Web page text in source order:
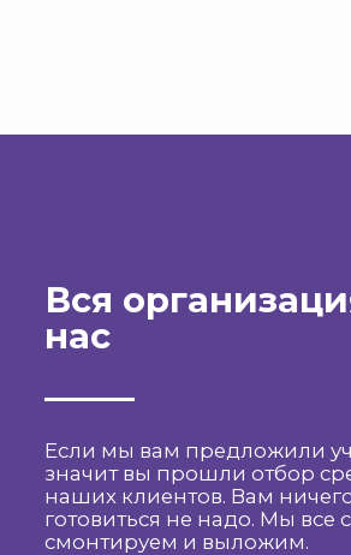
Вся
нас
Если мы вам предложили
значит вы прошли отбор
наших клиентов. Вам
готовиться не надо. Мы все
смонтируем и выложим.